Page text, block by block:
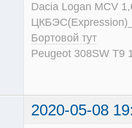
Dacia Logan MCV
Бортовой тут
Peugeot 308SW T9
2020-05-08